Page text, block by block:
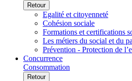
Retour
Egalité et citoyenneté
Cohésion sociale
Formations et certifications
Les métiers du social et du
Prévention - Protection de
Concurrence
Consommation
Retour